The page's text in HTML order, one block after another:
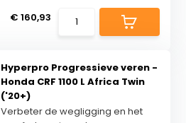
€ 160,93
Hyperpro Progressieve veren -
Honda CRF 1100 L Africa Twin
('20+)
Verbeter de wegligging en het